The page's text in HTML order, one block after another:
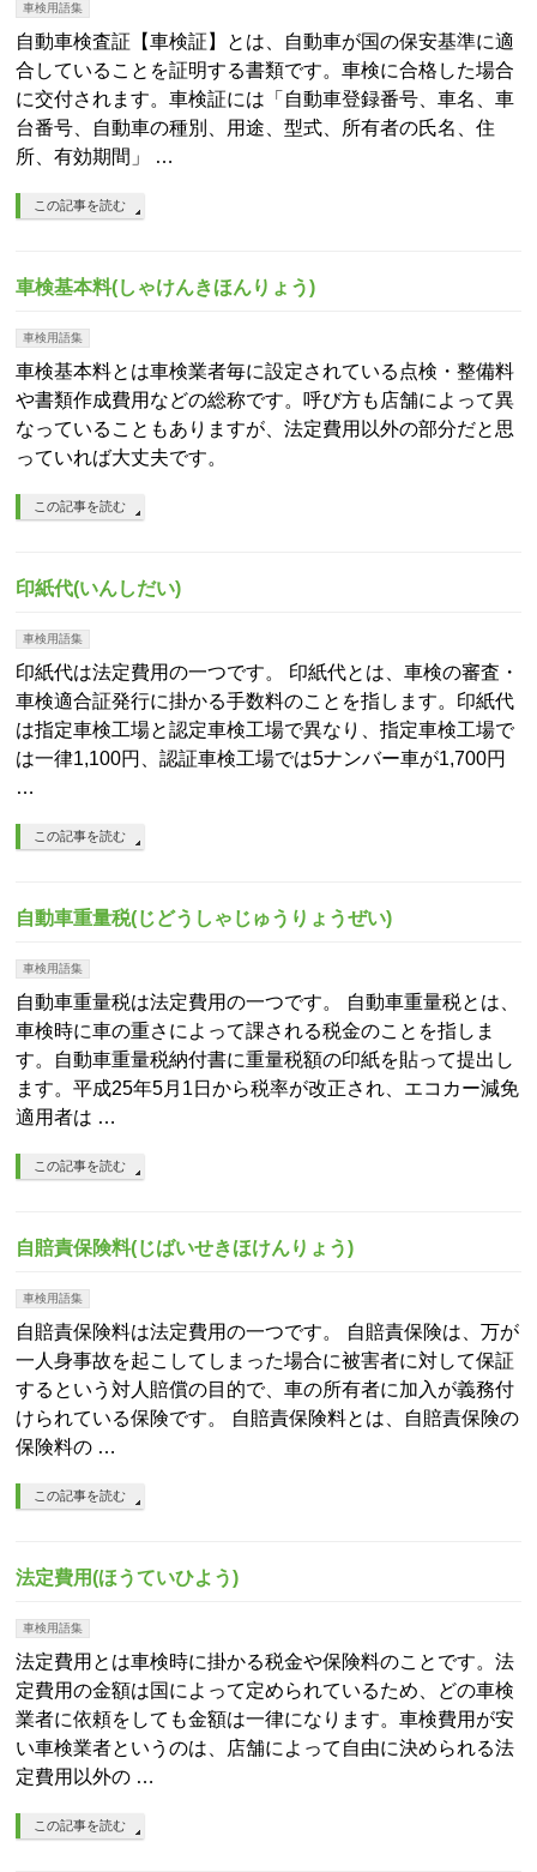
車検用語集
自動車検査証【車検証】とは、自動車が国の保安基準に適
合していることを証明する書類です。車検に合格した場合
に交付されます。車検証には「自動車登録番号、車名、車
台番号、自動車の種別、用途、型式、所有者の氏名、住
所、有効期間」 …
この記事を読む
車検基本料(しゃけんきほんりょう)
車検用語集
車検基本料とは車検業者毎に設定されている点検・整備料
や書類作成費用などの総称です。呼び方も店舗によって異
なっていることもありますが、法定費用以外の部分だと思
っていれば大丈夫です。
この記事を読む
印紙代(いんしだい)
車検用語集
印紙代は法定費用の一つです。 印紙代とは、車検の審査・
車検適合証発行に掛かる手数料のことを指します。印紙代
は指定車検工場と認定車検工場で異なり、指定車検工場で
は一律1,100円、認証車検工場では5ナンバー車が1,700円
…
この記事を読む
自動車重量税(じどうしゃじゅうりょうぜい)
車検用語集
自動車重量税は法定費用の一つです。 自動車重量税とは、
車検時に車の重さによって課される税金のことを指しま
す。自動車重量税納付書に重量税額の印紙を貼って提出し
ます。平成25年5月1日から税率が改正され、エコカー減免
適用者は …
この記事を読む
自賠責保険料(じばいせきほけんりょう)
車検用語集
自賠責保険料は法定費用の一つです。 自賠責保険は、万が
一人身事故を起こしてしまった場合に被害者に対して保証
するという対人賠償の目的で、車の所有者に加入が義務付
けられている保険です。 自賠責保険料とは、自賠責保険の
保険料の …
この記事を読む
法定費用(ほうていひよう)
車検用語集
法定費用とは車検時に掛かる税金や保険料のことです。法
定費用の金額は国によって定められているため、どの車検
業者に依頼をしても金額は一律になります。車検費用が安
い車検業者というのは、店舗によって自由に決められる法
定費用以外の …
この記事を読む